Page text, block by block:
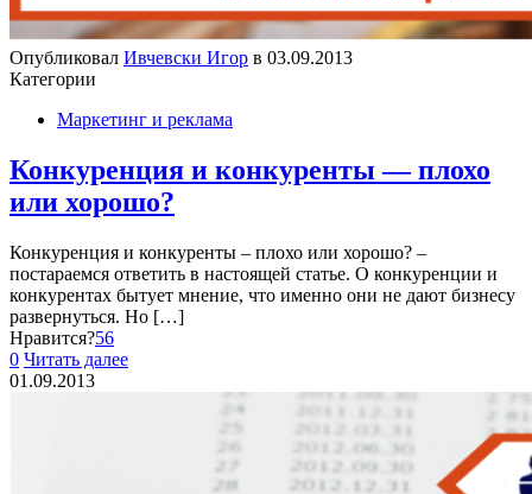
Опубликовал Ивчевски Игор в 03.09.2013
Категории
Маркетинг и реклама
Конкуренция и конкуренты — плохо
или хорошо?
Конкуренция и конкуренты – плохо или хорошо? –
постараемся ответить в настоящей статье. О конкуренции и
конкурентах бытует мнение, что именно они не дают бизнесу
развернуться. Но […]
Нравится?56
0 Читать далее
01.09.2013